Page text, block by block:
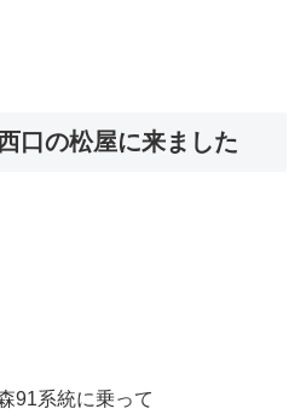
口の松屋に来ました
91系統に乗って